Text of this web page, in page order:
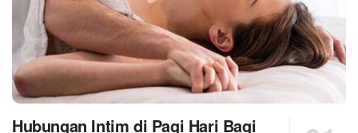
Hubungan Intim di Pagi Hari Bagi